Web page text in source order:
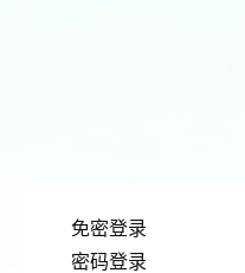
免密登录
密码登录